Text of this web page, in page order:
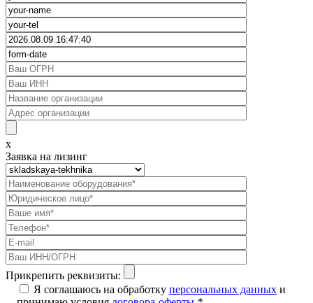
x
Заявка на лизинг
Прикрепить реквизиты:
Я соглашаюсь на обработку персональных данных и